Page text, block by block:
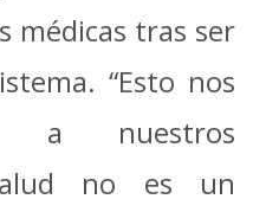
médicas tras ser
“Esto nos
a nuestros
no es un